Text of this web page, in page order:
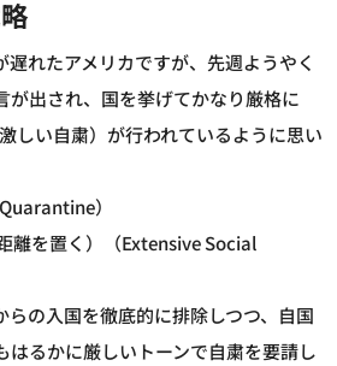
遅れたアメリカですが、先週ようやく
が出され、国を挙げてかなり厳格に
しい自粛）が行われているように思い
）
離を置く）（Extensive Social
らの入国を徹底的に排除しつつ、自国
はるかに厳しいトーンで自粛を要請し